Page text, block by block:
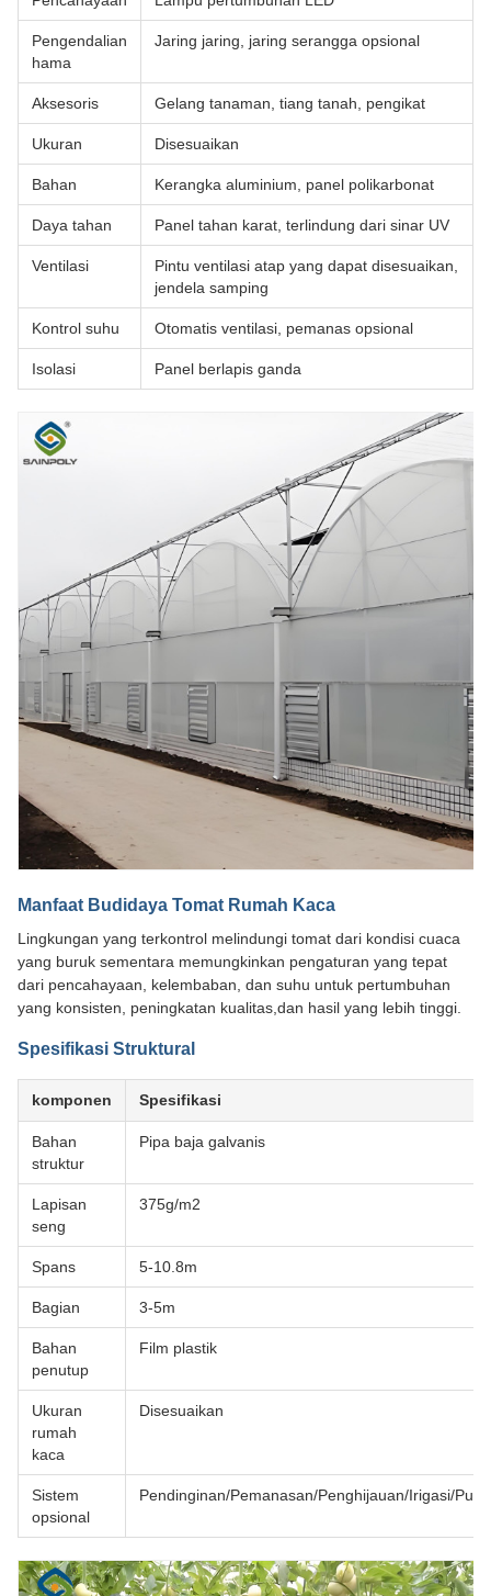
Pengendalian
hama
Jaring jaring, jaring serangga opsional
Aksesoris Gelang tanaman, tiang tanah, pengikat
Ukuran Disesuaikan
Bahan Kerangka aluminium, panel polikarbonat
Daya tahan Panel tahan karat, terlindung dari sinar UV
Ventilasi
Pintu ventilasi atap yang dapat disesuaikan,
jendela samping
Kontrol suhu Otomatis ventilasi, pemanas opsional
Isolasi Panel berlapis ganda
Manfaat Budidaya Tomat Rumah Kaca
Lingkungan yang terkontrol melindungi tomat dari kondisi cuaca
yang buruk sementara memungkinkan pengaturan yang tepat
dari pencahayaan, kelembaban, dan suhu untuk pertumbuhan
yang konsisten, peningkatan kualitas,dan hasil yang lebih tinggi.
Spesifikasi Struktural
komponen Spesifikasi
Bahan
struktur
Pipa baja galvanis
Lapisan
seng
375g/m2
Spans 5-10.8m
Bagian 3-5m
Bahan
penutup
Film plastik
Ukuran
rumah
kaca
Disesuaikan
Sistem
opsional
Pendinginan/Pemanasan/Penghijauan/Irigasi/